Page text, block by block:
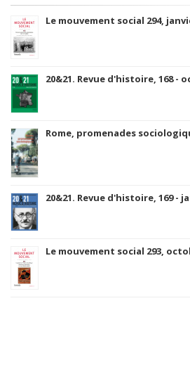
Le mouvement social 294,
20&21. Revue d'histoire, 168 -
Rome, promenades
20&21. Revue d'histoire, 169 -
Le mouvement social 293,